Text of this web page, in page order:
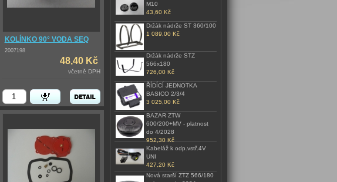
KOLÍNKO 90° VODA SEQ
2007198
48,40 Kč
včetně DPH
M10
43,60 Kč
Držák nádrže ST 360/100
1 089,00 Kč
Držák nádrže STZ
566x180
726,00 Kč
ŘÍDÍCÍ JEDNOTKA
BASICO 2/3/4
3 025,00 Kč
BAZAR ZTW
600/200+MV - platnost
do 4/2028
952,30 Kč
Kabeláž k odp.vstř.4V
UNI
427,20 Kč
Nová starší ZTZ 566/180